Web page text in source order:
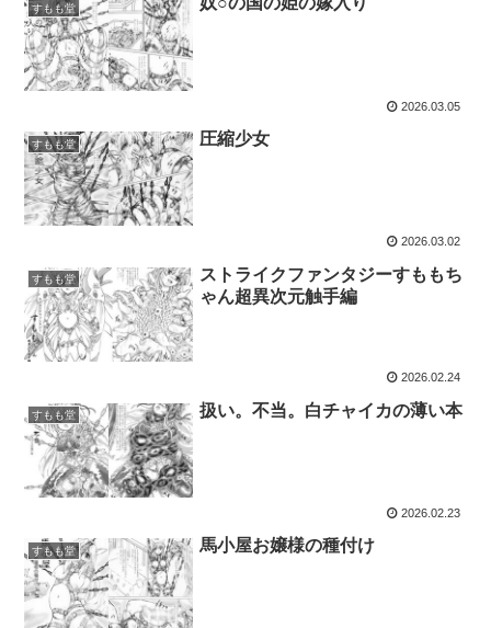
すもも堂
2026.03.05
すもも堂 圧縮少女
2026.03.02
すもも堂
ストライクファンタジーすももち
ゃん超異次元触手編
2026.02.24
すもも堂 扱い。不当。白チャイカの薄い本
2026.02.23
すもも堂 馬小屋お嬢様の種付け